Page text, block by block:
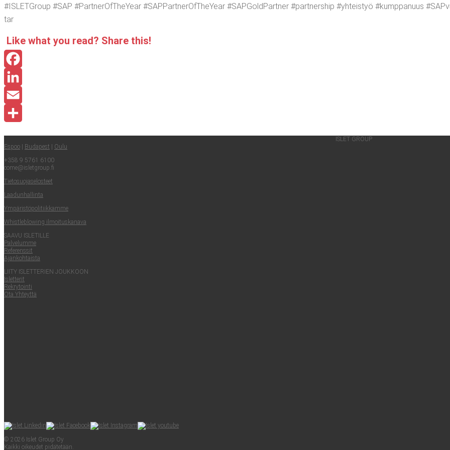
#ISLETGroup #SAP #Part­ne­rOfT­heYear #SAP­Part­ne­rOfT­heYear #SAP­Gold­Part­ner #part­ners­hip #yhteis­työ #kump­pa­nuus
tar
Like what you read? Sha­re this!
Facebook
LinkedIn
Email
ISLET GROUP
Espoo | Buda­pest | Oulu
+358 9 5761 6100
come@​isletgroup.​fi
Tie­to­suo­ja­se­los­teet
Laa­dun­hal­lin­ta
Ympä­ris­tö­po­li­tiik­kam­me
Whist­le­blowing ilmoituskanava
SAA­VU ISLETILLE
Pal­ve­lum­me
Refe­rens­sit
Ajan­koh­tais­ta
LII­TY ISLET­TE­RIEN JOUKKOON
Islet­te­rit
Rek­ry­toin­ti
Ota Yhteyt­tä
© 2026 Islet Group Oy
Kaik­ki oikeu­det pidätetään.